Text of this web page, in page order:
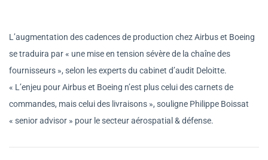
L’augmentation des cadences de production chez Airbus et Boeing
se traduira par « une mise en tension sévère de la chaîne des
fournisseurs », selon les experts du cabinet d’audit Deloitte.
« L’enjeu pour Airbus et Boeing n’est plus celui des carnets de
commandes, mais celui des livraisons », souligne Philippe Boissat
« senior advisor » pour le secteur aérospatial & défense.